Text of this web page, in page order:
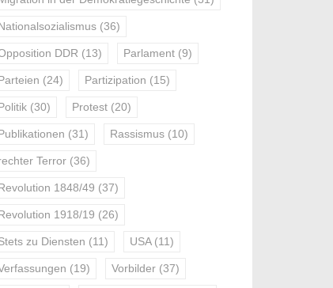
(36)
DDR (13) Parlament (9)
(24) Partizipation (15)
(30) Protest (20)
(31) Rassismus (10)
Terror (36)
1848/49 (37)
1918/19 (26)
zu Diensten (11) USA(11)
(19) Vorbilder (37)